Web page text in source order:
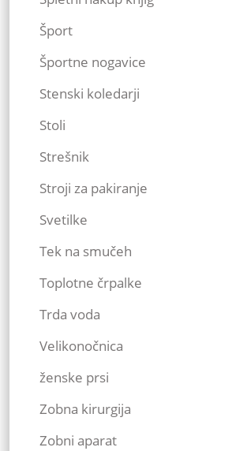
Šport
Športne nogavice
Stenski koledarji
Stoli
Strešnik
Stroji za pakiranje
Svetilke
Tek na smučeh
Toplotne črpalke
Trda voda
Velikonočnica
ženske prsi
Zobna kirurgija
Zobni aparat